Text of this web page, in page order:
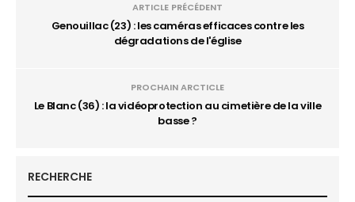
ARTICLE PRÉCÉDENT
Genouillac (23) : les caméras efficaces contre les
dégradations de l'église
PROCHAIN ARCTICLE
Le Blanc (36) : la vidéoprotection au cimetière de la ville
basse ?
RECHERCHE